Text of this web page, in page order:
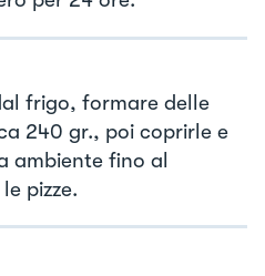
frigo, formare delle
240 gr., poi coprirle e
ambiente fino al
pizze.